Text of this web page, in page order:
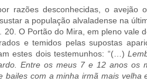
razões desconhecidas, o avejão
a população alvaladense na
20. O Portão do Mira, em pleno vale
e temidos pelas supostas
estes dois testemunhos: “(…)
Entre os meus 7 e 12 anos os
bailes com a minha irmã mais velha